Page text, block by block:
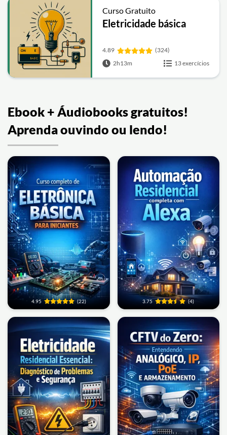
Curso Gratuito
Eletricidade básica
4.89
(324)
2h13m
13 exercícios
Ebook + Áudiobooks gratuitos!
Aprenda ouvindo ou lendo!
4.95 (22) 3.75 (4)